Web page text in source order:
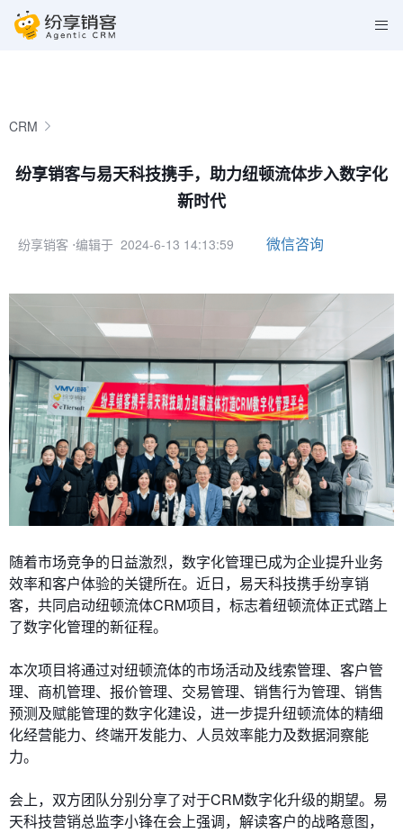
CRM
纷享销客与易天科技携手，助力纽顿流体步入数字化
新时代
纷享销客 ⋅编辑于 2024-6-13 14:13:59 微信咨询
随着市场竞争的日益激烈，数字化管理已成为企业提升业务
效率和客户体验的关键所在。近日，易天科技携手纷享销
客，共同启动纽顿流体CRM项目，标志着纽顿流体正式踏上
了数字化管理的新征程。
本次项目将通过对纽顿流体的市场活动及线索管理、客户管
理、商机管理、报价管理、交易管理、销售行为管理、销售
预测及赋能管理的数字化建设，进一步提升纽顿流体的精细
化经营能力、终端开发能力、人员效率能力及数据洞察能
力。
会上，双方团队分别分享了对于CRM数字化升级的期望。易
天科技营销总监李小锋在会上强调，解读客户的战略意图，